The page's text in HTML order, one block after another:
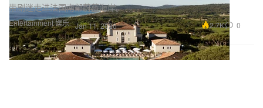
Entertainment 娱乐
带剧迷走进法国南部蔚蓝海岸。
Jan 11, 2026 2.7K 0